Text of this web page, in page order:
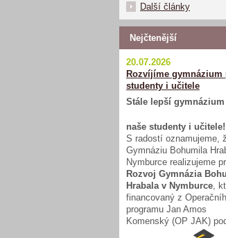
Další články
Nejčtenější
20.07.2026
Rozvíjíme gymnázium
studenty i učitele
Stále lepší
naše studenty i učitele!
S radostí oznamujeme,
Gymnáziu Bohumila
Nymburce realizujeme
Rozvoj Gymnázia
Hrabala v Nymburce ,
financovaný z
programu Jan Amos
Komenský (OP JAK)